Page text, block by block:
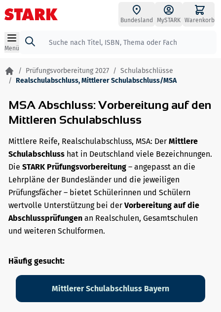
Zum Inhalt springen
Bundesland MySTARK Warenkorb
Menü
Suche
/ Prüfungsvorbereitung 2027 / Schulabschlüsse
/ Realschulabschluss, Mittlerer Schulabschluss/MSA
MSA Abschluss: Vorbereitung auf den
Mittleren Schulabschluss
Mittlere Reife, Realschulabschluss, MSA: Der Mittlere
Schulabschluss hat in Deutschland viele Bezeichnungen.
Die STARK Prüfungsvorbereitung – angepasst an die
Lehrpläne der Bundesländer und die jeweiligen
Prüfungsfächer – bietet Schülerinnen und Schülern
wertvolle Unterstützung bei der Vorbereitung auf die
Abschlussprüfungen an Realschulen, Gesamtschulen
und weiteren Schulformen.
Häufig gesucht:
Mittlerer Schulabschluss Bayern